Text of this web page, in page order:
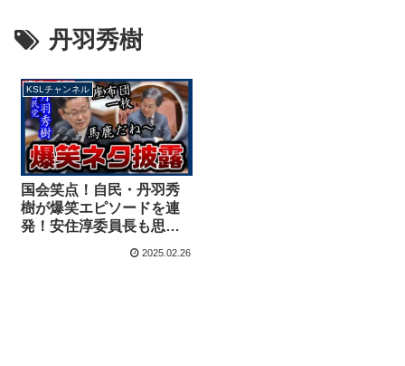
丹羽秀樹
KSLチャンネル
国会笑点！自民・丹羽秀
樹が爆笑エピソードを連
発！安住淳委員長も思わ
2025.02.26